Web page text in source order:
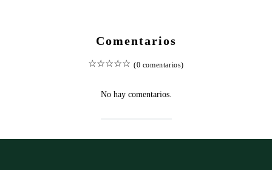
Comentarios
☆☆☆☆☆ (0 comentarios)
No hay comentarios.